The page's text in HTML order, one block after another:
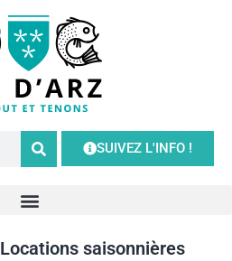
SUIVEZ L'INFO !
Locations saisonnières